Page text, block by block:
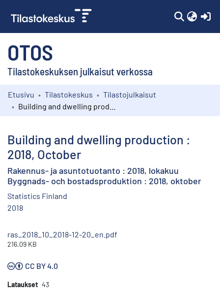
OTOS
Tilastokeskuksen julkaisut verkossa
Kokoelmat
Etusivu Tilastokeskus
Tilastojulkaisut
Building and dwelling production :
2018, October
Rakennus- ja asuntotuotanto : 2018, lokakuu
Byggnads- och bostadsproduktion : 2018, oktober
Statistics Finland
2018
ras_2018_10_2018-12-20_en.pdf
216.09 KB
CC BY 4.0
Lataukset 43